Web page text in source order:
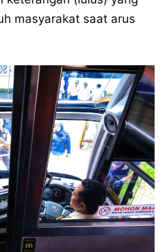
masyarakat saat arus